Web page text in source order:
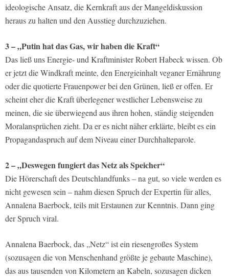
ideologische Ansatz, die Kernkraft aus der Mangeldiskussion
heraus zu halten und den Ausstieg durchzuziehen.
3 – „Putin hat das Gas, wir haben die Kraft“
Das ließ uns Energie- und Kraftminister Robert Habeck wissen. Ob
er jetzt die Windkraft meinte, den Energieinhalt veganer Ernährung
oder die quotierte Frauenpower bei den Grünen, ließ er offen. Er
scheint eher die Kraft überlegener westlicher Lebensweise zu
meinen, die sie überwiegend aus ihren hohen, ständig steigenden
Moralansprüchen zieht. Da er es nicht näher erklärte, bleibt es ein
Propagandaspruch auf dem Niveau einer Durchhalteparole.
2 – „Deswegen fungiert das Netz als Speicher“
Die Hörerschaft des Deutschlandfunks – na gut, so viele werden es
nicht gewesen sein – nahm diesen Spruch der Expertin für alles,
Annalena Baerbock, teils mit Erstaunen zur Kenntnis. Dann ging
der Spruch viral.
Annalena Baerbock, das „Netz“ ist ein riesengroßes System
(sozusagen die von Menschenhand größte je gebaute Maschine),
das aus tausenden von Kilometern an Kabeln, sozusagen dicken